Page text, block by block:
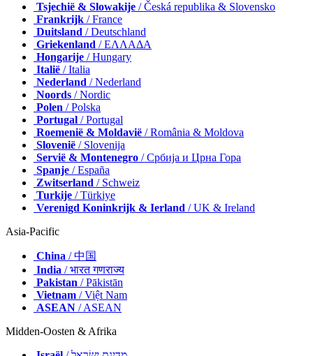
Tsjechië & Slowakije / Česká republika & Slovensko
Frankrijk / France
Duitsland / Deutschland
Griekenland / ΕΛΛΑΔΑ
Hongarije / Hungary
Italië / Italia
Nederland / Nederland
Noords / Nordic
Polen / Polska
Portugal / Portugal
Roemenië & Moldavië / România & Moldova
Slovenië / Slovenija
Servië & Montenegro / Србија и Црна Гора
Spanje / España
Zwitserland / Schweiz
Turkije / Türkiye
Verenigd Koninkrijk & Ierland / UK & Ireland
Asia-Pacific
China / 中国
India / भारत गणराज्य
Pakistan / Pākistān
Vietnam / Việt Nam
ASEAN / ASEAN
Midden-Oosten & Afrika